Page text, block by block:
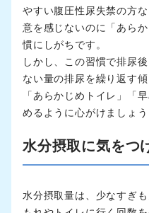
やすい腹圧性尿失禁の方
意を感じないのに「あら
慣にしがちです。
しかし、この習慣で排尿
ない量の排尿を繰り返す
「あらかじめトイレ」「
めるように心がけましょう
水分摂取に気をつ
水分摂取量は、少なすぎ